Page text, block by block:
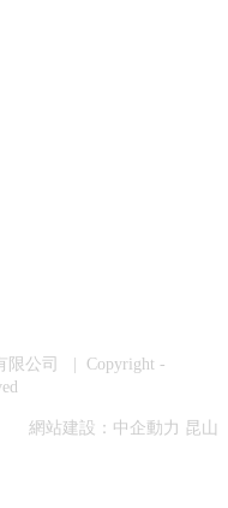
限公司 | Copyright -
網站建設 ： 中企動力 昆山